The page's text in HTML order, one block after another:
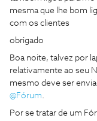
mesma que lhe bom
com os clientes
obrigado
Boa noite, talvez por
relativamente ao seu
mesmo deve ser
@Fórum.
Por se tratar de um